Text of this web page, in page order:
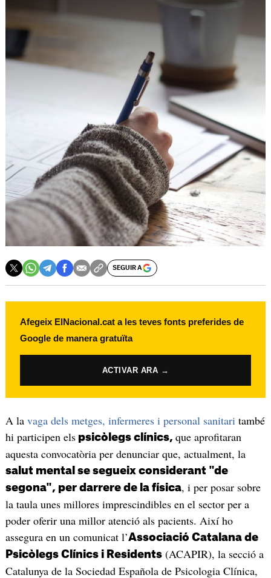
SEGUIR A
Afegeix ElNacional.cat a les teves fonts preferides de
Google de manera gratuïta
ACTIVAR ARA →
A lavaga dels metges, infermeres i personal sanitari també
hi participen elspsicòlegs clínics, que aprofitaran
aquesta convocatòria per denunciar que, actualment, la
salut mental se segueix considerant "de
segona", per darrere de la física, i per posar sobre
la taula unes millores imprescindibles en el sector per a
poder oferir una millor atenció als pacients. Així ho
assegura en un comunicat l’Associació Catalana de
Psicòlegs Clínics i Residents(ACAPIR), la secció a
Catalunya de la Sociedad Española de Psicologia Clínica,